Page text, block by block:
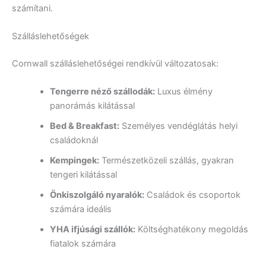
számítani.
Szálláslehetőségek
Cornwall szálláslehetőségei rendkívül változatosak:
Tengerre néző szállodák:Luxus élmény
panorámás kilátással
Bed & Breakfast:Személyes vendéglátás helyi
családoknál
Kempingek:Természetközeli szállás, gyakran
tengeri kilátással
Önkiszolgáló nyaralók:Családok és csoportok
számára ideális
YHA ifjúsági szállók:Költséghatékony megoldás
fiatalok számára